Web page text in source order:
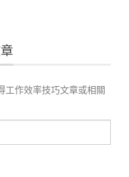
工作效率技巧文章或相關